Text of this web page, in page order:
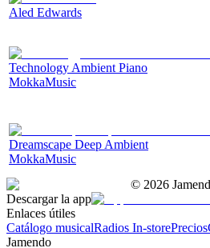
Aled Edwards
Technology Ambient Piano
MokkaMusic
Dreamscape Deep Ambient
MokkaMusic
© 2026
Descargar la app
Enlaces útiles
Catálogo musicalRadios In-storePrecios
Jamendo